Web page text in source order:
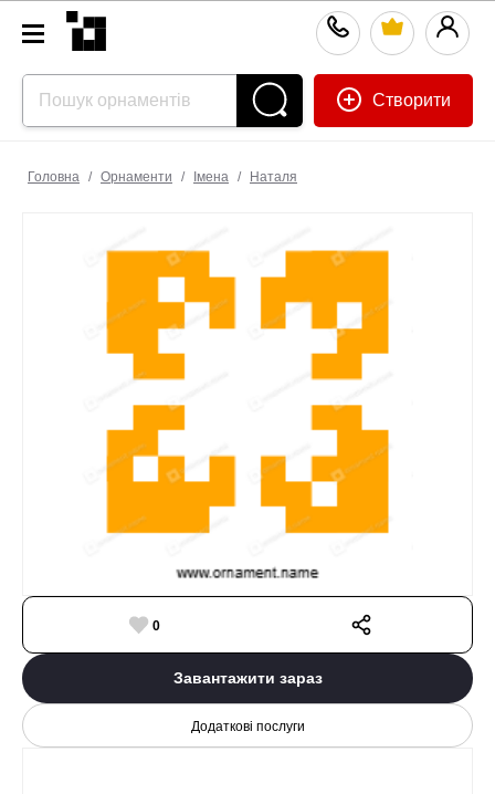
Створити
Головна / Орнаменти / Імена / Наталя
0
Завантажити зараз
Додаткові послуги